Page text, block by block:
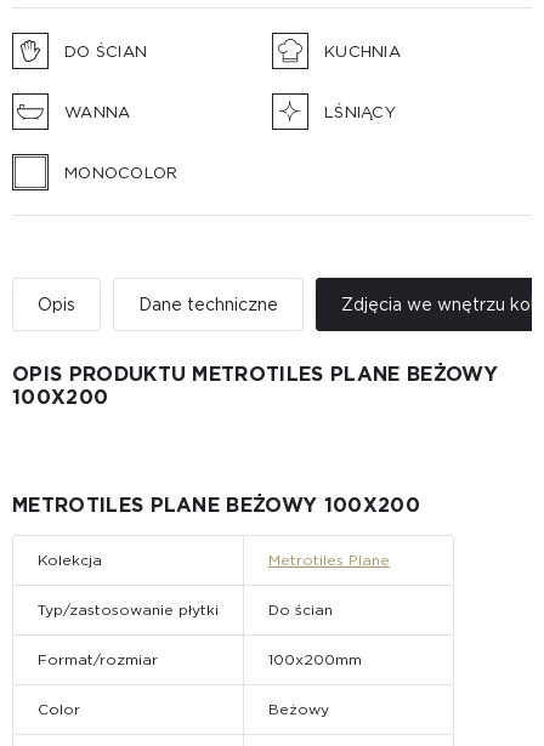
DO ŚCIAN KUCHNIA
WANNA LŚNIĄCY
MONOCOLOR
Opis Dane techniczne Zdjęcia we wnętrzu
OPIS PRODUKTU METROTILES PLANE BEŻOWY
100X200
METROTILES PLANE BEŻOWY 100X200
Kolekcja Metrotiles Plane
Typ/zastosowanie płytki Do ścian
Format/rozmiar 100x200mm
Color Beżowy